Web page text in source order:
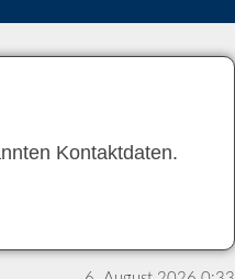
Kontaktdaten.